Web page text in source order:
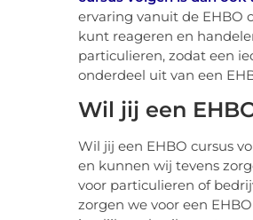
ervaring vanuit de EHBO
kunt reageren en
particulieren, zodat een
onderdeel uit van een
Wil jij een
Wil jij een EHBO cursus
en kunnen wij tevens
voor particulieren of
zorgen we voor een